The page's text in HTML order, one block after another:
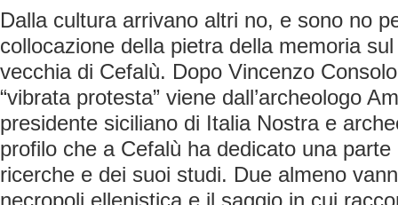
Dalla cultura arrivano altri no, e sono no
collocazione della pietra della memoria
vecchia di Cefalù. Dopo Vincenzo
“vibrata protesta” viene dall’archeologo
presidente siciliano di Italia Nostra e
profilo che a Cefalù ha dedicato una
ricerche e dei suoi studi. Due almeno